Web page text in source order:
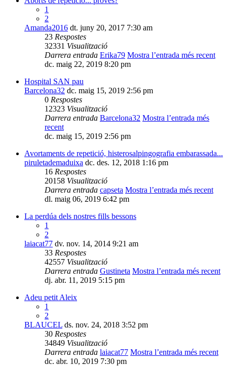
1
2
Amanda2016 dt. juny 20, 2017 7:30 am
23 Respostes
32331 Visualització
Darrera entrada Erika79 Mostra l’entrada més recent
dc. maig 22, 2019 8:20 pm
Hospital SAN pau
Barcelona32 dc. maig 15, 2019 2:56 pm
0 Respostes
12323 Visualització
Darrera entrada Barcelona32 Mostra l’entrada més
recent
dc. maig 15, 2019 2:56 pm
Avortaments de repetició, histerosalpingografia embarassada...
piruletademaduixa dc. des. 12, 2018 1:16 pm
16 Respostes
20158 Visualització
Darrera entrada capseta Mostra l’entrada més recent
dl. maig 06, 2019 6:42 pm
La perdúa dels nostres fills bessons
1
2
laiacat77 dv. nov. 14, 2014 9:21 am
33 Respostes
42557 Visualització
Darrera entrada Gustineta Mostra l’entrada més recent
dj. abr. 11, 2019 5:15 pm
Adeu petit Aleix
1
2
BLAUCEL ds. nov. 24, 2018 3:52 pm
30 Respostes
34849 Visualització
Darrera entrada laiacat77 Mostra l’entrada més recent
dc. abr. 10, 2019 7:30 pm